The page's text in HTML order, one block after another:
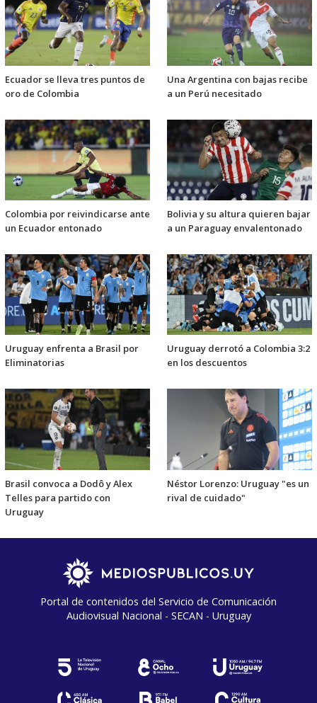
Ecuador se lleva tres puntos de
oro de Colombia
Una Argentina con bajas recibe
a un Perú necesitado
Colombia por reivindicarse ante
un Ecuador entonado
Bolivia y su altura quieren bajar
a un Paraguay envalentonado
Uruguay enfrenta a Brasil por
Eliminatorias
Uruguay derrotó a Colombia 3:2
en los descuentos
Brasil convoca a Dodô y Alex
Telles para partido con
Uruguay
Néstor Lorenzo: Uruguay "es un
rival de cuidado"
Portal de contenidos del Servicio de Comunicación
Audiovisual Nacional - SECAN - Uruguay